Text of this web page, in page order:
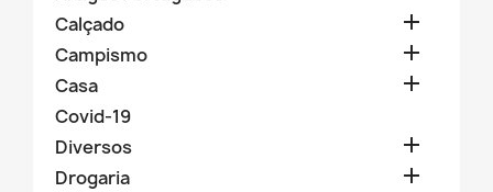
Calçado 
Campismo 
Casa 
Covid-19
Diversos

Drogaria 